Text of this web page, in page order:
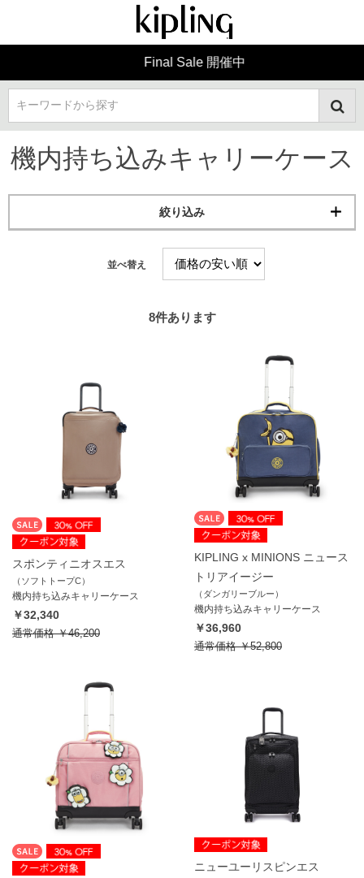
Final Sale 開催中
キーワードから探す
機内持ち込みキャリーケース
絞り込み
並べ替え
8件あります
スポンティニオスエス
（ソフトトープC）
機内持ち込みキャリーケース
￥32,340
通常価格￥46,200
KIPLING x MINIONS ニュース
トリアイージー
（ダンガリーブルー）
機内持ち込みキャリーケース
￥36,960
通常価格￥52,800
ニューユーリスピンエス